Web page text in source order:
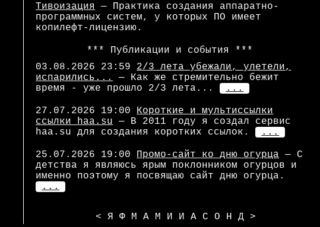
Тивоизация
— Практика создания аппаратно-
программных систем, у которых ПО имеет
копилефт-лицензию.
Публикации и события
03.08.2026 23:59
2/3 лета убежали, улетели,
испарились...
— Как же стремительно бежит
время - уже прошло 2/3 лета...
...
27.07.2026 19:00
Короткие и мультиссылки
ссылки haa.su — В 2011 году я создал сервис
haa.su для создания коротких ссылок.
...
25.07.2026 19:00 Промо-сайт ко дню огурца — С
детства я являюсь ярым поклонником огурцов и
именно поэтому я посвящаю сайт дню огурца.
...
< Я Ф М А М И И А С О Н Д >